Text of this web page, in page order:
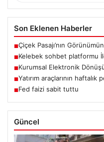
Son Eklenen Haberler
■Çiçek Pasajı’nın
■Kelebek sohbet platformu
■Kurumsal Elektronik
■Yatırım araçlarının haftalık
■Fed faizi sabit tuttu
Güncel